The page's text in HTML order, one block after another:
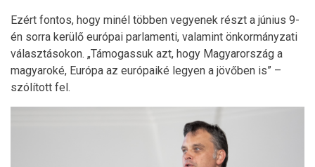
Ezért fontos, hogy minél többen vegyenek részt a június 9-
én sorra kerülő európai parlamenti, valamint önkormányzati
választásokon. „Támogassuk azt, hogy Magyarország a
magyaroké, Európa az európaiké legyen a jövőben is” –
szólított fel.